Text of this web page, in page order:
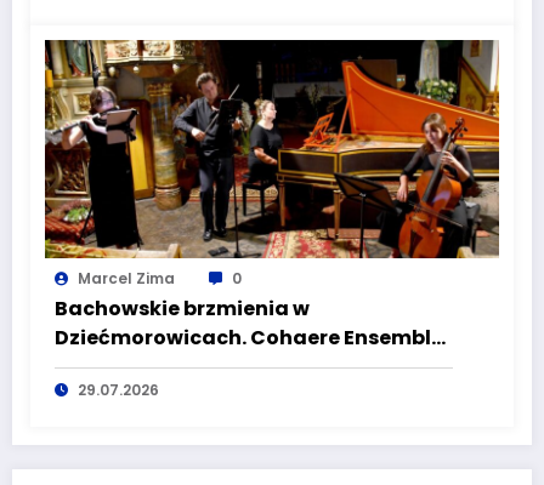
Marcel Zima 0
Bachowskie brzmienia w
Dziećmorowicach. Cohaere Ensemble
zachwycił publiczność
29.07.2026